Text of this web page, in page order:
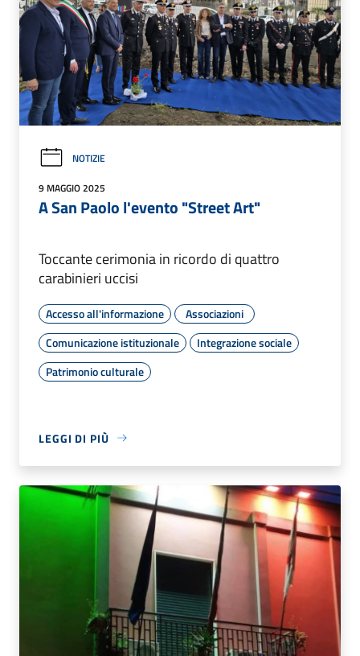
NOTIZIE
9 MAGGIO 2025
A San Paolo l'evento "Street Art"
Toccante cerimonia in ricordo di quattro
carabinieri uccisi
Accesso all'informazione
Associazioni
Comunicazione istituzionale
Integrazione sociale
Patrimonio culturale
LEGGI DI PIÙ